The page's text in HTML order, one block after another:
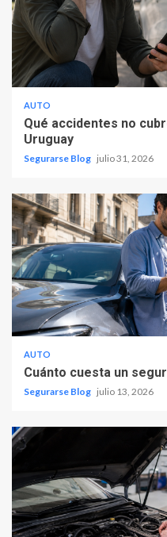
AUTO
Qué accidentes no
Uruguay
Segurarse Blog julio 31, 2026
AUTO
Cuánto cuesta un
Segurarse Blog julio 13, 2026